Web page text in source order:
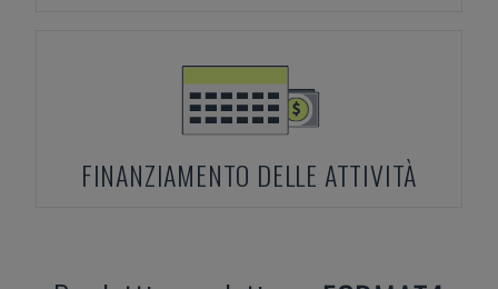
FINANZIAMENTO DELLE ATTIVITÀ